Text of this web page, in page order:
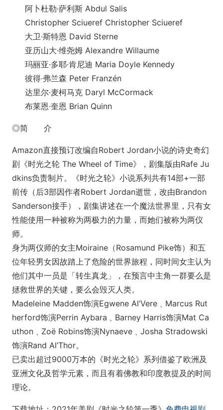
阿卜杜勒·萨利斯 Abdul Salis
Christopher Sciueref Christopher Sciueref
大卫·斯特恩 David Sterne
亚历山大·维尧姆 Alexandre Willaume
玛丽亚·多耶·肯尼迪 Maria Doyle Kennedy
彼得·弗兰森 Peter Franzén
达里尔·麦柯马克 Daryl McCormack
布莱恩·奎恩 Brian Quinn
◎简 介
Amazon直接预订改编自Robert Jordan小说的诗史奇幻
剧《时光之轮 The Wheel of Time》，剧集版由Rafe Ju
dkins负责制片。《时光之轮》小说系列共有14部+一部
前传（后3部因作者Robert Jordan逝世，改由Brandon
Sanderson接手），剧集讲述在一个魔法世界里，只有女
性能使用一种被称为两极力的力量，而她们被称为两仪
师。
身为两仪师的女主Moiraine（Rosamund Pike饰）和五
位年轻男女因故踏上了危险的世界旅程，同时间女主认为
他们其中一员是「转生真龙」，在预言中主角一群要么是
拯救世界的关键，要么会毁灭人类。
Madeleine Madden饰演Egwene Al’Vere﹑Marcus Rut
herford饰演Perrin Aybara﹑Barney Harris饰演Mat Ca
uthon﹑Zoë Robins饰演Nynaeve﹑Josha Stradowski
饰演Rand Al’Thor。
已卖出超过9000万本的《时光之轮》系列借鉴了欧洲及
亚洲文化及哲学元素，而且有着佛教和印度教提及的时间
理论。